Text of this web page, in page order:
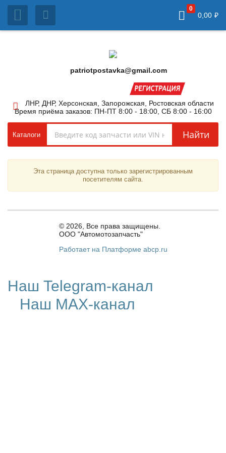
0
0,00 ₽
patriotpostavka@gmail.com
ЛНР, ДНР, Херсонская, Запорожская, Ростовская области
Время приёма заказов: ПН-ПТ 8:00 - 18:00, СБ 8:00 - 16:00
Каталоги Найти
Эта страница доступна только зарегистрированным
посетителям сайта.
© 2026, Все права защищены.
ООО "Автомотозапчасть"
Работает на Платформе abcp.ru
Наш Telegram-канал
Наш MAX-канал